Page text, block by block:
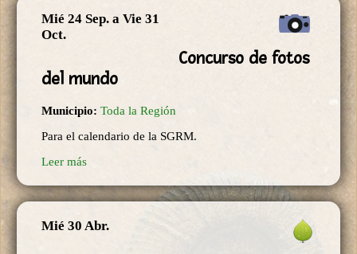
Mié 24 Sep. a Vie 31
Oct.
Concurso de fotos
del mundo
Municipio: Toda la Región
Para el calendario de la SGRM.
Leer más
Mié 30 Abr.